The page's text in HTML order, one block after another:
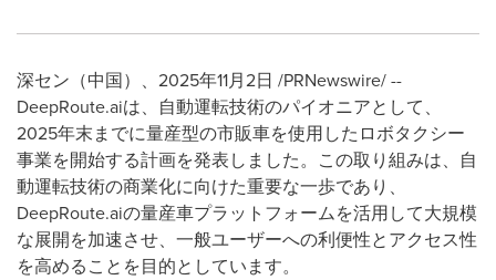
深セン（中国）、 2025年11月2日 /PRNewswire/ --
DeepRoute.aiは、自動運転技術のパイオニアとして、
2025年末までに量産型の市販車を使用したロボタクシー
事業を開始する計画を発表しました。この取り組みは、自
動運転技術の商業化に向けた重要な一歩であり、
DeepRoute.aiの量産車プラットフォームを活用して大規模
な展開を加速させ、一般ユーザーへの利便性とアクセス性
を高めることを目的としています。